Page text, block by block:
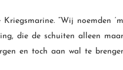
“Wij noemden ‘m
die de schuiten alleen
en toch aan wal te